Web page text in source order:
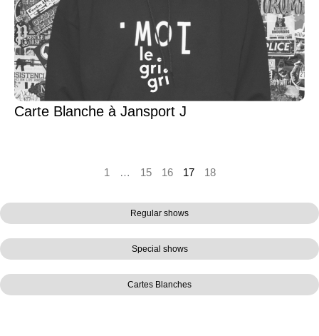
Regular shows
Special shows
Cartes Blanches
Carte Blanche à Jansport J
1 … 15 16 17 18